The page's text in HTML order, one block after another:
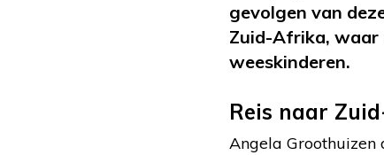
gevolgen van
Zuid-Afrika, waar
weeskinderen.
Reis naar
Angela Groothuizen